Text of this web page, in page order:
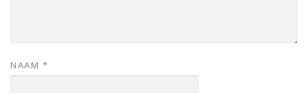
NAAM *